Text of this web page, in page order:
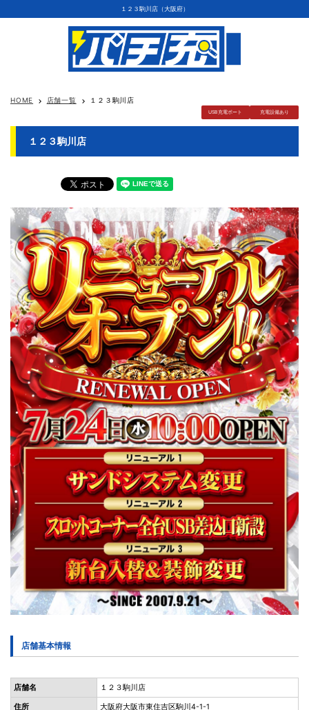
１２３駒川店（大阪府）
HOME keyboard_arrow_right 店舗一覧 keyboard_arrow_right １２３駒川店
USB充電ポート 充電設備あり
１２３駒川店
店舗基本情報
店舗名 １２３駒川店
住所 大阪府大阪市東住吉区駒川4-1-1